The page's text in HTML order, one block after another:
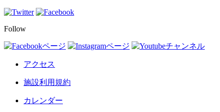
Follow
アクセス
施設利用規約
カレンダー